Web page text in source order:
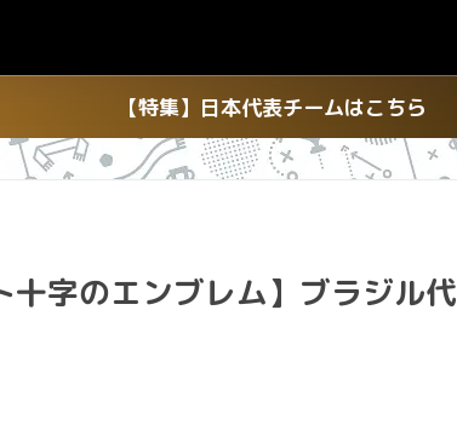
【特集】日本代表チームはこちら
字のエンブレム】ブラジル代